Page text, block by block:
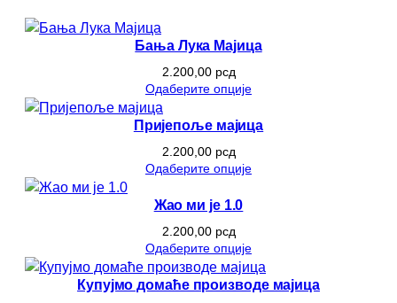
Бања Лука Мајица
2.200,00 рсд
Одаберите опције
Пријепоље мајица
2.200,00 рсд
Одаберите опције
Жао ми је 1.0
2.200,00 рсд
Одаберите опције
Купујмо домаће производе мајица